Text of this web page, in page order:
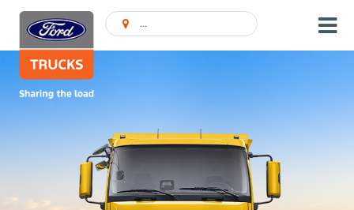
Ieškoti Atstovybės